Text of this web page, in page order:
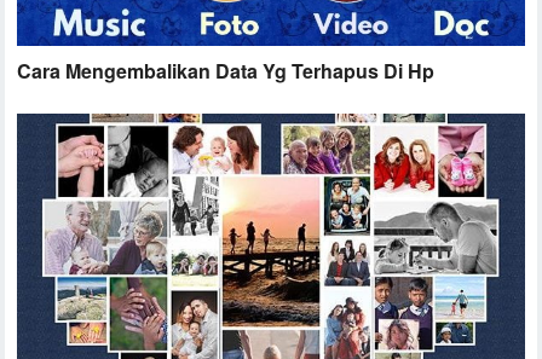
Cara Mengembalikan Data Yg Terhapus Di Hp